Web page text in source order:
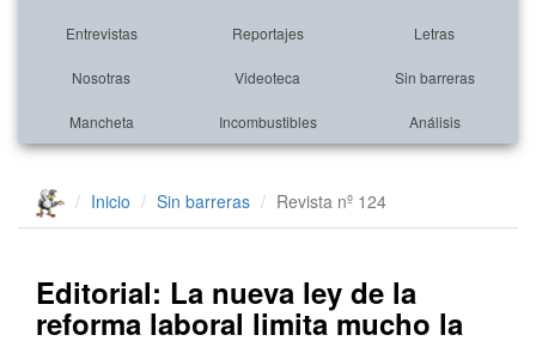
Entrevistas Reportajes Letras
Nosotras Videoteca Sin barreras
Mancheta Incombustibles Análisis
Inicio Sin barreras Revista nº 124
Editorial: La nueva ley de la
reforma laboral limita mucho la